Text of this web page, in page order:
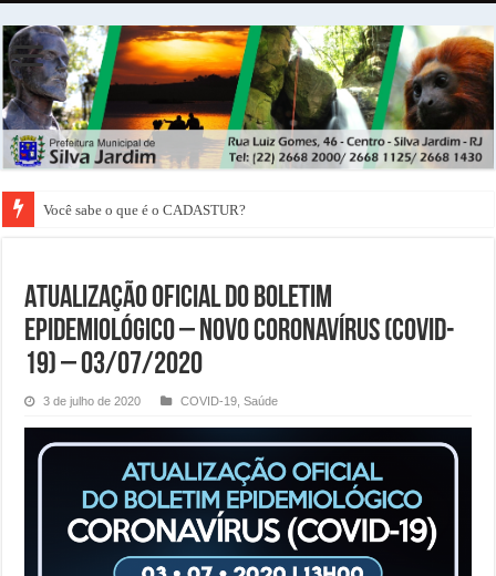
Você sabe o que é o CADASTUR?
ATUALIZAÇÃO OFICIAL DO BOLETIM
EPIDEMIOLÓGICO – NOVO CORONAVÍRUS (COVID-
19) – 03/07/2020
3 de julho de 2020 COVID-19 ,Saúde